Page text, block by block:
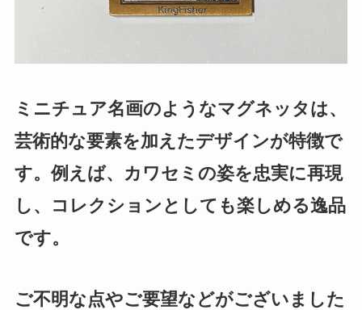
ミニチュア名画のようなマグネッタは、
芸術的な要素を加えたデザインが特徴で
す。例えば、カワセミの姿を忠実に再現
し、コレクションとしても楽しめる逸品
です。
ご不明な点やご要望などがございました